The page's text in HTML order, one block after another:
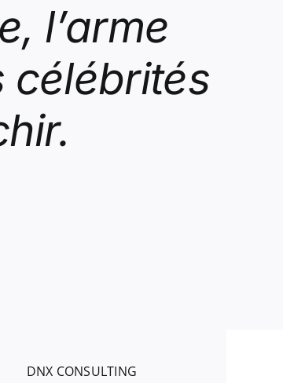
l’arme
célébrités
DNX CONSULTING